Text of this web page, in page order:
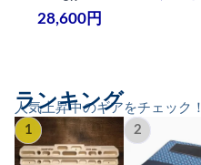
28,600円
人気上昇中のギアをチェック！
ランキング
1 2